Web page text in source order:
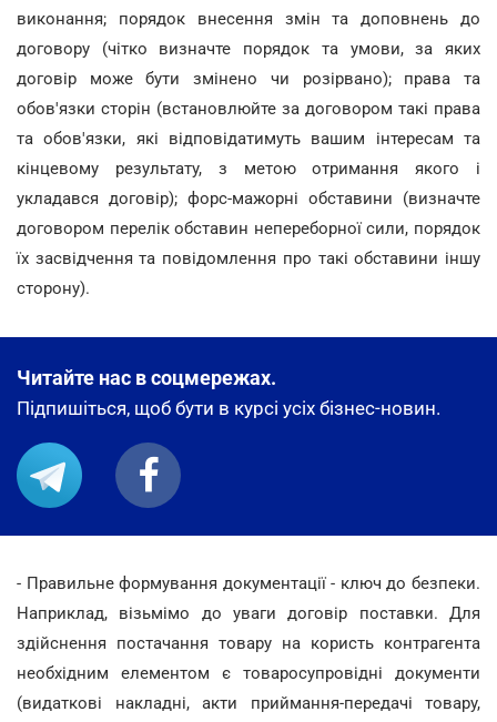
виконання; порядок внесення змін та доповнень до
договору (чітко визначте порядок та умови, за яких
договір може бути змінено чи розірвано); права та
обов'язки сторін (встановлюйте за договором такі права
та обов'язки, які відповідатимуть вашим інтересам та
кінцевому результату, з метою отримання якого і
укладався договір); форс-мажорні обставини (визначте
договором перелік обставин непереборної сили, порядок
їх засвідчення та повідомлення про такі обставини іншу
сторону).
Читайте нас в соцмережах.
Підпишіться, щоб бути в курсі усіх бізнес-новин.
- Правильне формування документації - ключ до безпеки.
Наприклад, візьмімо до уваги договір поставки. Для
здійснення постачання товару на користь контрагента
необхідним елементом є товаросупровідні документи
(видаткові накладні, акти приймання-передачі товару,